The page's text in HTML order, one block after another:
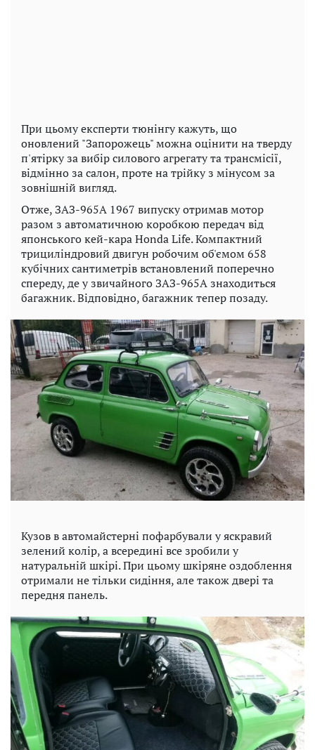
При цьому експерти тюнінгу кажуть, що
оновлений "Запорожець" можна оцінити на тверду
п'ятірку за вибір силового агрегату та трансмісії,
відмінно за салон, проте на трійку з мінусом за
зовнішній вигляд.
Отже, ЗАЗ-965А 1967 випуску отримав мотор
разом з автоматичною коробкою передач від
японського кей-кара Honda Life. Компактний
трициліндровий двигун робочим об'ємом 658
кубічних сантиметрів встановлений поперечно
спереду, де у звичайного ЗАЗ-965А знаходиться
багажник. Відповідно, багажник тепер позаду.
Кузов в автомайстерні пофарбували у яскравий
зелений колір, а всередині все зробили у
натуральній шкірі. При цьому шкіряне оздоблення
отримали не тільки сидіння, але також двері та
передня панель.